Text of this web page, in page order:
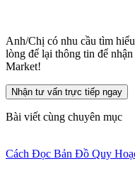
Anh/Chị có nhu cầu tìm
lòng để lại thông tin để
Market!
Nhận tư vấn trực tiếp ngay
Bài viết cùng chuyên mục
Cách Đọc Bản Đồ Quy